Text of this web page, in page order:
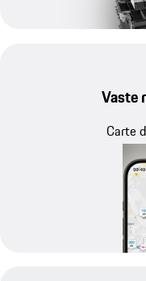
Vaste
Carte